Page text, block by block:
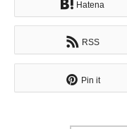
Hatena
RSS
Pin it